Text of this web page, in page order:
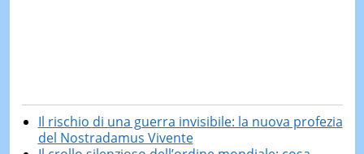
Il rischio di una guerra invisibile: la nuova profezia
del Nostradamus Vivente